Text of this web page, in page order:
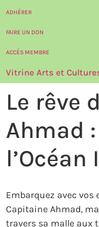
ADHÉRER
FAIRE UN DON
ACCÈS MEMBRE
Vitrine Arts et
Le rêve
Ahmad
Embarquez avec vos
Capitaine Ahmad,
travers sa malle aux